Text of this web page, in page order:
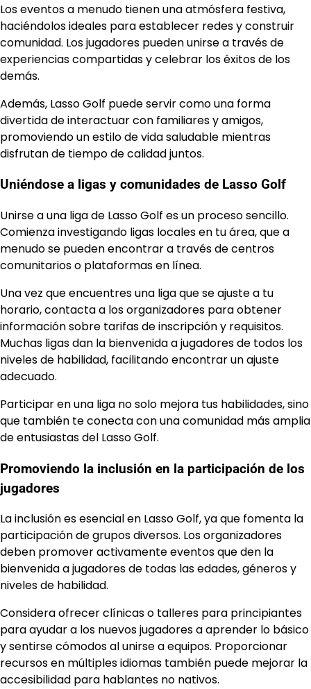
Los eventos a menudo tienen una atmósfera festiva,
haciéndolos ideales para establecer redes y construir
comunidad. Los jugadores pueden unirse a través de
experiencias compartidas y celebrar los éxitos de los
demás.
Además, Lasso Golf puede servir como una forma
divertida de interactuar con familiares y amigos,
promoviendo un estilo de vida saludable mientras
disfrutan de tiempo de calidad juntos.
Uniéndose a ligas y comunidades de Lasso Golf
Unirse a una liga de Lasso Golf es un proceso sencillo.
Comienza investigando ligas locales en tu área, que a
menudo se pueden encontrar a través de centros
comunitarios o plataformas en línea.
Una vez que encuentres una liga que se ajuste a tu
horario, contacta a los organizadores para obtener
información sobre tarifas de inscripción y requisitos.
Muchas ligas dan la bienvenida a jugadores de todos los
niveles de habilidad, facilitando encontrar un ajuste
adecuado.
Participar en una liga no solo mejora tus habilidades, sino
que también te conecta con una comunidad más amplia
de entusiastas del Lasso Golf.
Promoviendo la inclusión en la participación de los
jugadores
La inclusión es esencial en Lasso Golf, ya que fomenta la
participación de grupos diversos. Los organizadores
deben promover activamente eventos que den la
bienvenida a jugadores de todas las edades, géneros y
niveles de habilidad.
Considera ofrecer clínicas o talleres para principiantes
para ayudar a los nuevos jugadores a aprender lo básico
y sentirse cómodos al unirse a equipos. Proporcionar
recursos en múltiples idiomas también puede mejorar la
accesibilidad para hablantes no nativos.